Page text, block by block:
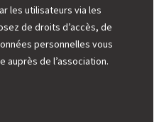
les utilisateurs via les
de droits d’accès, de
personnelles vous
auprès de l’association.